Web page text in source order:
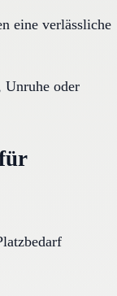
eine verlässliche
Unruhe oder